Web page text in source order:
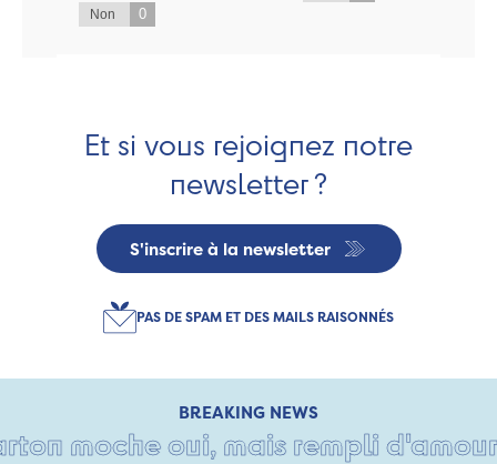
Non 0
Et si vous rejoignez notre
newsletter ?
S'inscrire à la newsletter
PAS DE SPAM ET DES MAILS RAISONNÉS
BREAKING NEWS
moche oui, mais rempli d'amour •